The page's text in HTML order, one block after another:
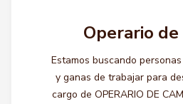
Operario de
Estamos buscando
y ganas de trabajar para
cargo de OPERARIO DE